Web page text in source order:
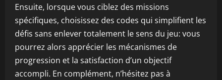
Ensuite, lorsque vous ciblez des missions
spécifiques, choisissez des codes qui simplifient les
défis sans enlever totalement le sens du jeu: vous
pourrez alors apprécier les mécanismes de
progression et la satisfaction d’un objectif
accompli. En complément, n’hésitez pas à